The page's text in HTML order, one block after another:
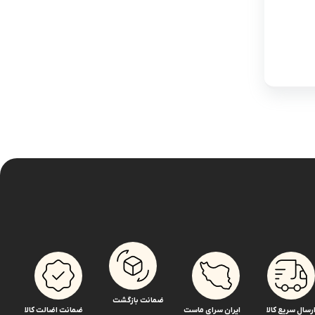
ارسال سریع کالا ایران سرای ماست
ضمانت بازگشت
ضمانت اضالت کالا